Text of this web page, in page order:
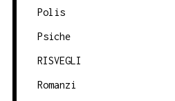
Polis
Psiche
RISVEGLI
Romanzi